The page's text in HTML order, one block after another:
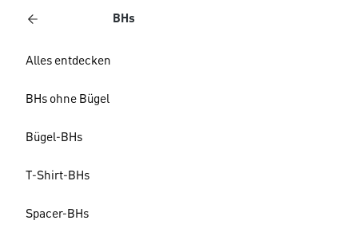
BHs
Alles entdecken
BHs ohne Bügel
Bügel-BHs
T-Shirt-BHs
Spacer-BHs